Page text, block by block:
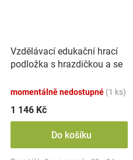
Vzdělávací edukační hrací
podložka s hrazdičkou a se
momentálně nedostupné (1 ks)
1 146 Kč
Do košíku